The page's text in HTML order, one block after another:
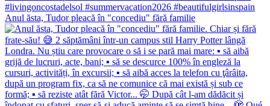
Anul ăsta, Tudor pleacă în "concediu" fără familie